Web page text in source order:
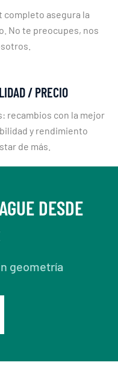
completo asegura la
No te preocupes, nos
/ PRECIO
recambios con la mejor
y rendimiento
de más.
DESDE
geometría